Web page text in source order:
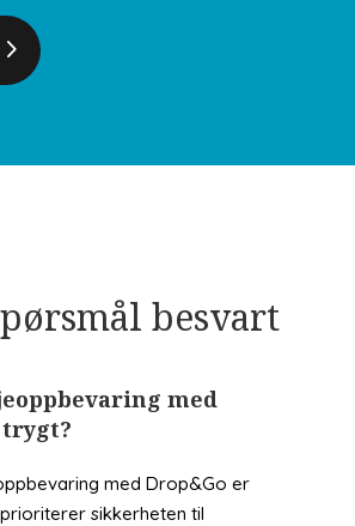
besvart
med
med Drop&Go er
sikkerheten til